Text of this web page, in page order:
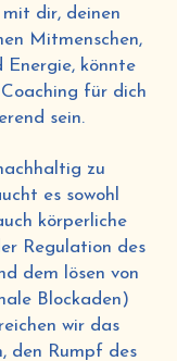
dir, deinen
Mitmenschen,
Energie, könnte
für dich
sein.
zu
es sowohl
körperliche
Regulation des
dem lösen von
Blockaden)
wir das
den Rumpf des